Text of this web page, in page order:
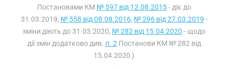
Постановами КМ № 597 від 12.08.2015- діє до
31.03.2019, № 558 від 08.08.2016, № 296 від 27.03.2019 -
зміни діють до 31.03.2020, № 282 від 15.04.2020 - щодо
дії змін додатково див. п. 2 Постанови КМ № 282 від
15.04.2020 )